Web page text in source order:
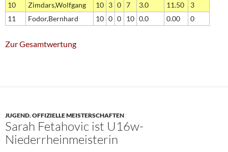
10
Zimdars,Wolfgang 10 3 0 7 3.0 11.50
3
11
Fodor,Bernhard 10 0 0 10 0.0 0.00 0
Zur Gesamtwertung
JUGEND,OFFIZIELLE MEISTERSCHAFTEN
Sarah Fetahovic ist U16w-
Niederrheinmeisterin